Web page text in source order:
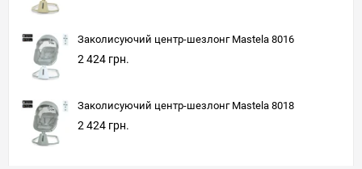
Заколисуючий центр-шезлонг Mastela 8016
2 424 грн.
Заколисуючий центр-шезлонг Mastela 8018
2 424 грн.